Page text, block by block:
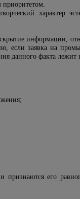
приоритетом.
характер
информации,
если заявка на
данного факта лежит
признаются его